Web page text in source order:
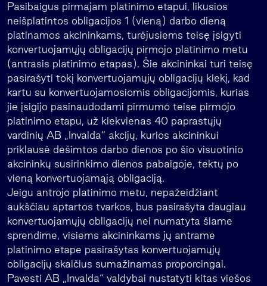
Pasibaigus pirmajam platinimo etapui, likusios
neišplatintos obligacijos 1 (vieną) darbo dieną
platinamos akcininkams, turėjusiems teisę įsigyti
konvertuojamųjų obligacijų pirmojo platinimo metu
(antrasis platinimo etapas). Šie akcininkai turi teisę
pasirašyti tokį konvertuojamųjų obligacijų kiekį, kad
kartu su konvertuojamosiomis obligacijomis, kurias
jie įsigijo pasinaudodami pirmumo teise pirmojo
platinimo etapu, už kiekvienas 40 paprastųjų
vardinių AB „Invalda“ akcijų, kurios akcininkui
priklausė dešimtos darbo dienos po šio visuotinio
akcininkų susirinkimo dienos pabaigoje, tektų po
vieną konvertuojamąją obligaciją.
Jeigu antrojo platinimo metu, nepažeidžiant
aukščiau aptartos tvarkos, bus pasirašyta daugiau
konvertuojamųjų obligacijų nei numatyta šiame
sprendime, visiems akcininkams jų antrame
platinimo etape pasirašytas konvertuojamųjų
obligacijų skaičius sumažinamas proporcingai.
Pavesti AB „Invalda“ valdybai nustatyti kitas viešos